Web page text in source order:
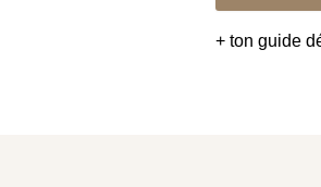
+ ton guide